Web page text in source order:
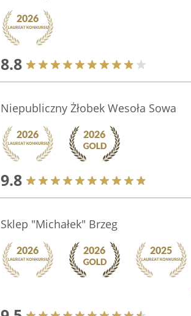
8.8
Niepubliczny Żłobek Wesoła Sowa
9.8
Sklep "Michałek" Brzeg